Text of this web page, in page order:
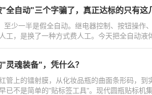
全自动"三个字骗了，真正达标的只有这
至少一半是假全自动。继电器控制、按钮操
工，是换了一种方式费人工。今天把全自动液
灵魂装备"，凭什么？
管上的镭射膜，从化妆品瓶的曲面条形码，
已不是简单的"贴标签工具"。现代圆瓶贴标机集